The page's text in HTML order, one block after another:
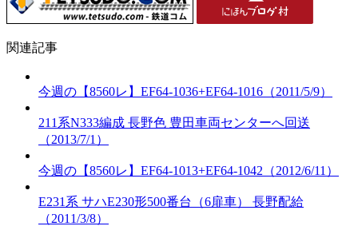
関連記事
今週の【8560レ】EF64-1036+EF64-1016（2011/5/9）
211系N333編成 長野色 豊田車両センターへ回送
（2013/7/1）
今週の【8560レ】EF64-1013+EF64-1042（2012/6/11）
E231系 サハE230形500番台（6扉車） 長野配給
（2011/3/8）